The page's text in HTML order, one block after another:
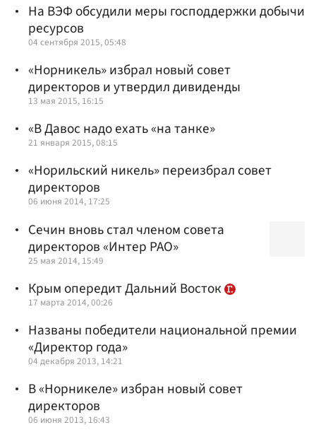
На ВЭФ обсудили меры господдержки добычи
ресурсов
04 сентября 2015, 05:48
«Норникель» избрал новый совет
директоров и утвердил дивиденды
13 мая 2015, 16:15
«В Давос надо ехать «на танке»
21 января 2015, 08:15
«Норильский никель» переизбрал совет
директоров
06 июня 2014, 17:25
Сечин вновь стал членом совета
директоров «Интер РАО»
25 мая 2014, 15:49
Крым опередит Дальний Восток
17 марта 2014, 00:26
Названы победители национальной премии
«Директор года»
04 декабря 2013, 14:21
В «Норникеле» избран новый совет
директоров
06 июня 2013, 16:43